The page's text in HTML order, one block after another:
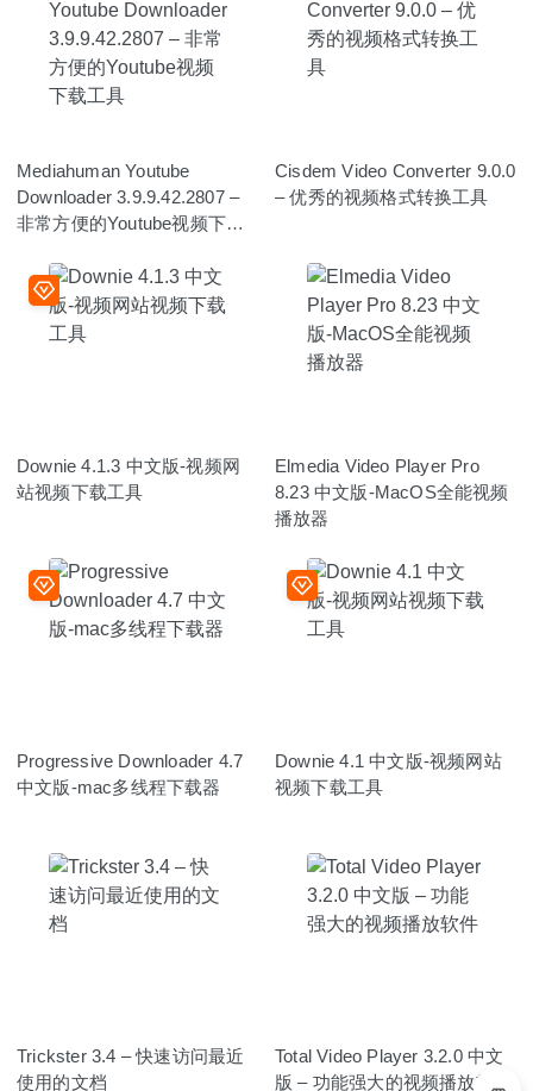
Mediahuman Youtube
Downloader 3.9.9.42.2807 –
非常方便的Youtube视频下载
Cisdem Video Converter 9.0.0
– 优秀的视频格式转换工具
Downie 4.1.3 中文版-视频网
站视频下载工具
Elmedia Video Player Pro
8.23 中文版-MacOS全能视频
播放器
Progressive Downloader 4.7
中文版-mac多线程下载器
Downie 4.1 中文版-视频网站
视频下载工具
Trickster 3.4 – 快速访问最近
使用的文档
Total Video Player 3.2.0 中文
版 – 功能强大的视频播放软件